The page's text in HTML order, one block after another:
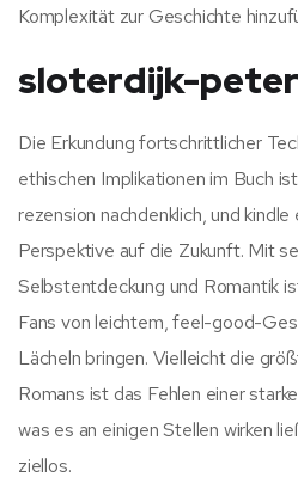
Komplexität zur Geschichte
sloterdijk-
Die Erkundung fortschrittlicher
ethischen Implikationen im Buch
rezension nachdenklich, und
Perspektive auf die Zukunft. Mit
Selbstentdeckung und Romantik
Fans von leichtem, feel-good-
Lächeln bringen. Vielleicht die
Romans ist das Fehlen einer
was es an einigen Stellen wirken
ziellos.